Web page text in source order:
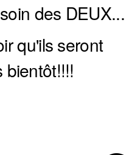
des DEUX...
qu'ils seront